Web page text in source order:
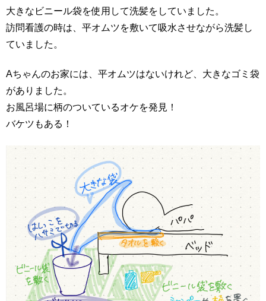
大きなビニール袋を使用して洗髪をしていました。
訪問看護の時は、平オムツを敷いて吸水させながら洗髪し
ていました。
Aちゃんのお家には、平オムツはないけれど、大きなゴミ袋
がありました。
お風呂場に柄のついているオケを発見！
バケツもある！